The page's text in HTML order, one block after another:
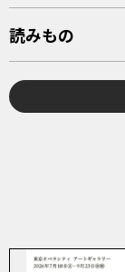
読みもの